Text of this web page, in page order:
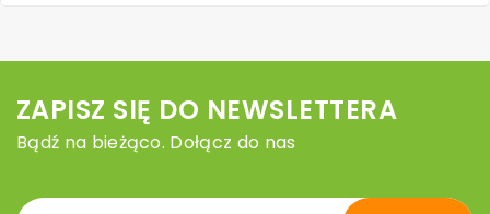
ZAPISZ SIĘ DO NEWSLETTERA
Bądź na bieżąco. Dołącz do nas